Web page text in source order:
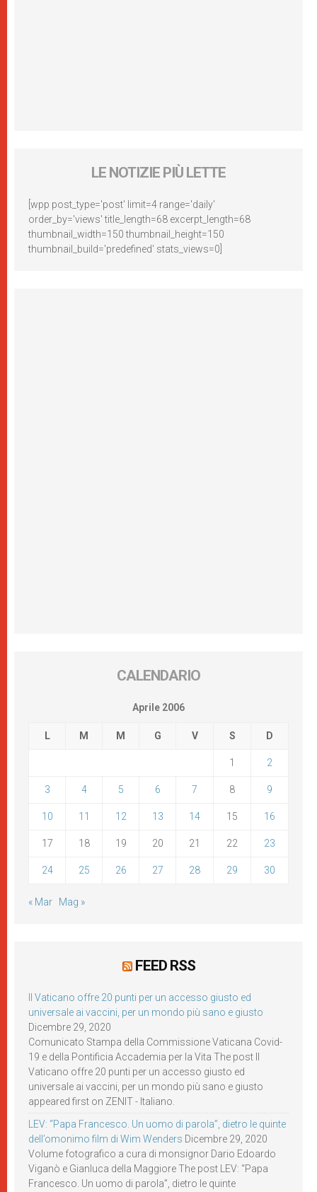
LE NOTIZIE PIÙ LETTE
[wpp post_type='post' limit=4 range='daily'
order_by='views' title_length=68 excerpt_length=68
thumbnail_width=150 thumbnail_height=150
thumbnail_build='predefined' stats_views=0]
CALENDARIO
Aprile 2006
L M M G V S D
1 2
3 4 5 6 7 8 9
10 11 12 13 14 15 16
17 18 19 20 21 22 23
24 25 26 27 28 29 30
« Mar Mag »
FEED RSS
Il Vaticano offre 20 punti per un accesso giusto ed
universale ai vaccini, per un mondo più sano e giusto
Dicembre 29, 2020
Comunicato Stampa della Commissione Vaticana Covid-
19 e della Pontificia Accademia per la Vita The post Il
Vaticano offre 20 punti per un accesso giusto ed
universale ai vaccini, per un mondo più sano e giusto
appeared first on ZENIT - Italiano.
LEV: “Papa Francesco. Un uomo di parola”, dietro le quinte
dell’omonimo film di Wim Wenders Dicembre 29, 2020
Volume fotografico a cura di monsignor Dario Edoardo
Viganò e Gianluca della Maggiore The post LEV: “Papa
Francesco. Un uomo di parola”, dietro le quinte